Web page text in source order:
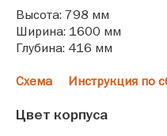
Высота: 798 мм
Ширина: 1600 мм
Глубина: 416 мм
Схема Инструкция по
Цвет корпуса